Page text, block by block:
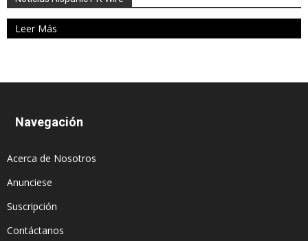
Leer Más
Navegación
Acerca de Nosotros
Anunciese
Suscripción
Contáctanos